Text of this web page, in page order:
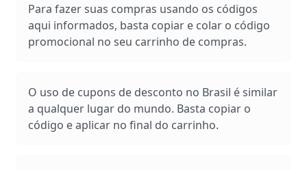
Para fazer suas compras usando os códigos
aqui informados, basta copiar e colar o código
promocional no seu carrinho de compras.
O uso de cupons de desconto no Brasil é similar
a qualquer lugar do mundo. Basta copiar o
código e aplicar no final do carrinho.